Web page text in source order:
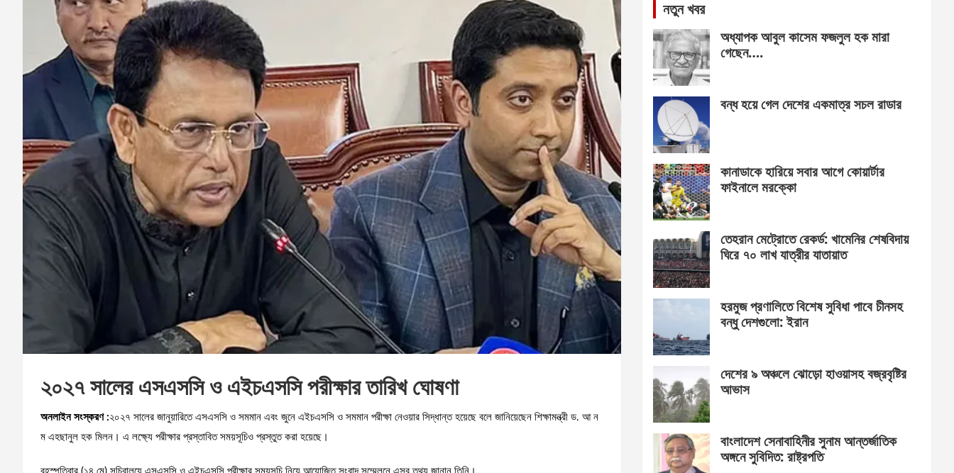
২০২৭ সালের এসএসসি ও এইচএসসি পরীক্ষার তারিখ ঘোষণা
অনলাইন সংস্করণ :২০২৭ সালের জানুয়ারিতে এসএসসি ও সমমান এবং জুনে এইচএসসি ও সমমান পরীক্ষা নেওয়ার সিদ্ধান্ত হয়েছে বলে জানিয়েছেন শিক্ষামন্ত্রী ড. আ ন
ম এহছানুল হক মিলন। এ লক্ষ্যে পরীক্ষার প্রস্তাবিত সময়সূচিও প্রস্তুত করা হয়েছে।
নতুন খবর
অধ্যাপক আবুল কাসেম ফজলুল হক মারা
গেছেন….
বন্ধ হয়ে গেল দেশের একমাত্র সচল রাডার
কানাডাকে হারিয়ে সবার আগে কোয়ার্টার
ফাইনালে মরক্কো
তেহরান মেট্রোতে রেকর্ড: খামেনির শেষবিদায়
ঘিরে ৭০ লাখ যাত্রীর যাতায়াত
হরমুজ প্রণালিতে বিশেষ সুবিধা পাবে চীনসহ
বন্ধু দেশগুলো: ইরান
দেশের ৯ অঞ্চলে ঝোড়ো হাওয়াসহ বজ্রবৃষ্টির
আভাস
বাংলাদেশ সেনাবাহিনীর সুনাম আন্তর্জাতিক
অঙ্গনে সুবিদিত: রাষ্ট্রপতি